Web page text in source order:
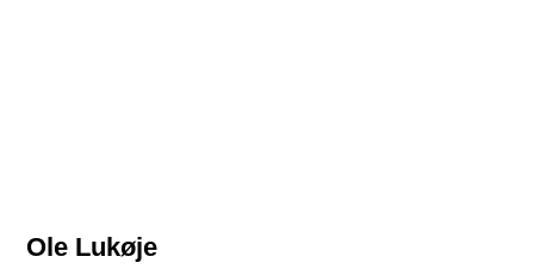
Ole Lukøje